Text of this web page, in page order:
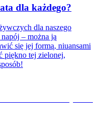
dla każdego?
dla naszego
– można ją
się jej formą, niuansami
piękno tej zielonej,